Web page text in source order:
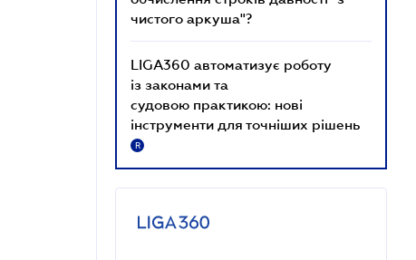
чистого аркуша"?
LIGA360 автоматизує роботу
із законами та
судовою практикою: нові
інструменти для точніших рішень
R